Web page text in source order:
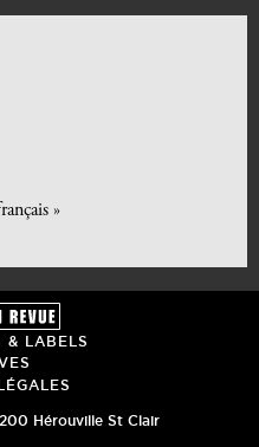
»
& LABELS
Hérouville St Clair